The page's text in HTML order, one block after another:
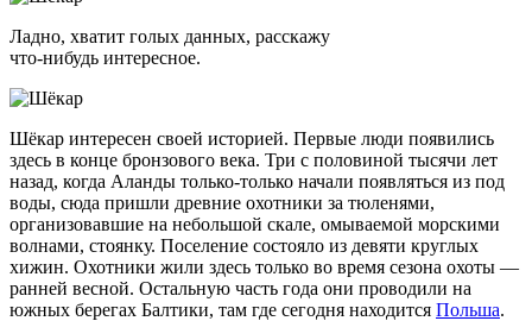
Ладно, хватит голых данных, расскажу
что-нибудь интересное.
Шёкар интересен своей историей. Первые люди появились
здесь в конце бронзового века. Три с половиной тысячи лет
назад, когда Аланды только-только начали появляться из под
воды, сюда пришли древние охотники за тюленями,
организовавшие на небольшой скале, омываемой морскими
волнами, стоянку. Поселение состояло из девяти круглых
хижин. Охотники жили здесь только во время сезона охоты —
ранней весной. Остальную часть года они проводили на
южных берегах Балтики, там где сегодня находится Польша.